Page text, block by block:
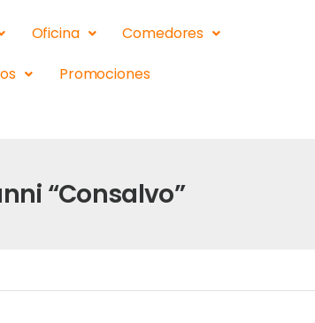
Oficina
Comedores
Promociones
“Consalvo”